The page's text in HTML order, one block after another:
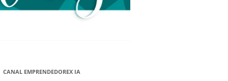
NUEVA
CANAL EMPRENDEDOREX IA